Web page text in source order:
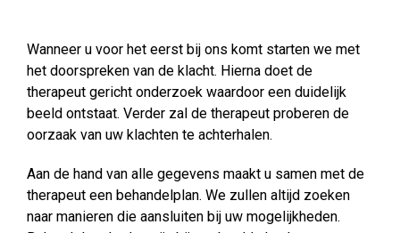
Wanneer u voor het eerst bij ons komt starten we met
het doorspreken van de klacht. Hierna doet de
therapeut gericht onderzoek waardoor een duidelijk
beeld ontstaat. Verder zal de therapeut proberen de
oorzaak van uw klachten te achterhalen.
Aan de hand van alle gegevens maakt u samen met de
therapeut een behandelplan. We zullen altijd zoeken
naar manieren die aansluiten bij uw mogelijkheden.